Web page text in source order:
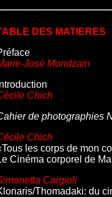
DES MATIERES
José Mondzain
Introduction
Chich
de photographies
Chich
les corps de mon
Cinéma corporel de
Cargioli
Thomadaki: du